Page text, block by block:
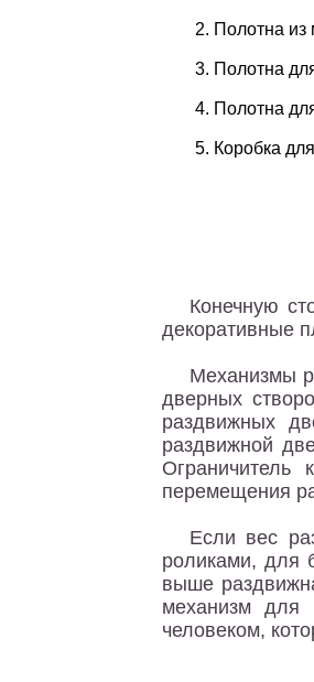
Полотна
Полотна
Полотна
Коробка
Конечную
декоративные
Механизмы
дверных
раздвижных
раздвижной
перемещения
Если вес
роликами, для
выше
механизм для
человеком,